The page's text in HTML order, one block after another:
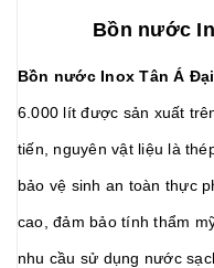
Bồn nước
Bồn nước Inox Tân Á
6.000 lít được sản xuất
tiến, nguyên vật liệu là
bảo vệ sinh an toàn thực
cao, đảm bảo tính thẩm
nhu cầu sử dụng nước